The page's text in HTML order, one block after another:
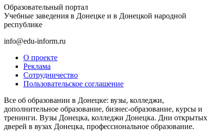
Образовательный портал
Учебные заведения в Донецке и в Донецкой народной
республике
info@edu-inform.ru
О проекте
Реклама
Сотрудничество
Пользовательское соглашение
Все об образовании в Донецке: вузы, колледжи,
дополнительное образование, бизнес-образование, курсы и
тренинги. Вузы Донецка, колледжи Донецка. Дни открытых
дверей в вузах Донецка, профессиональное образование.